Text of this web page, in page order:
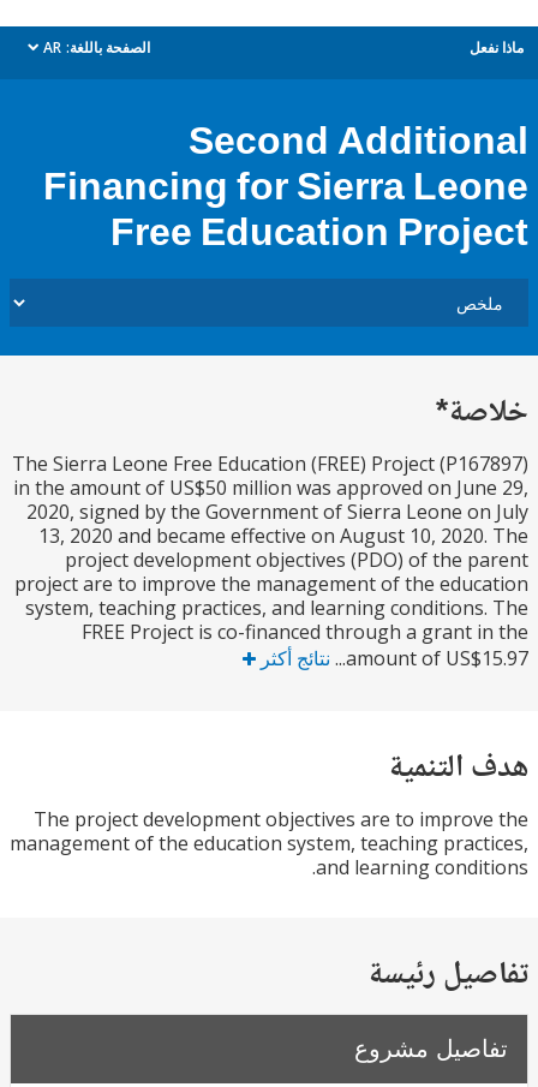
الصفحة باللغة: AR
dropdown
Second
Financing for Sierra
Free Education
The Sierra Leone Free Education (FREE) Project
in the amount of US$50 million was approved on
2020, signed by the Government of Sierra Leone
13, 2020 and became effective on August 10,
project development objectives (PDO) of the
project are to improve the management of the
system, teaching practices, and learning
FREE Project is co-financed through a
amount of نتائج أكثر
The project development objectives are to
management of the education system, teaching
and learning
رئيسة
مشروع